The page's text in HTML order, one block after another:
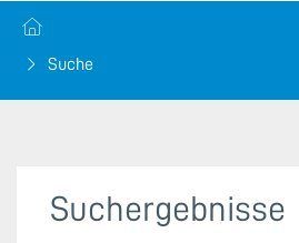
Suche
Suchergebnisse